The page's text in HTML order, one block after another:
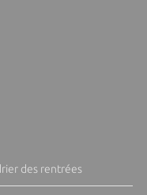
des rentrées